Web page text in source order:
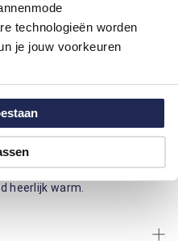
technologieën worden
je jouw voorkeuren
van polyester, is deze
koude dagen. De jas heeft
voor extra gemak.
warmtebehoud en is
wandelt of binnen
heerlijk warm.